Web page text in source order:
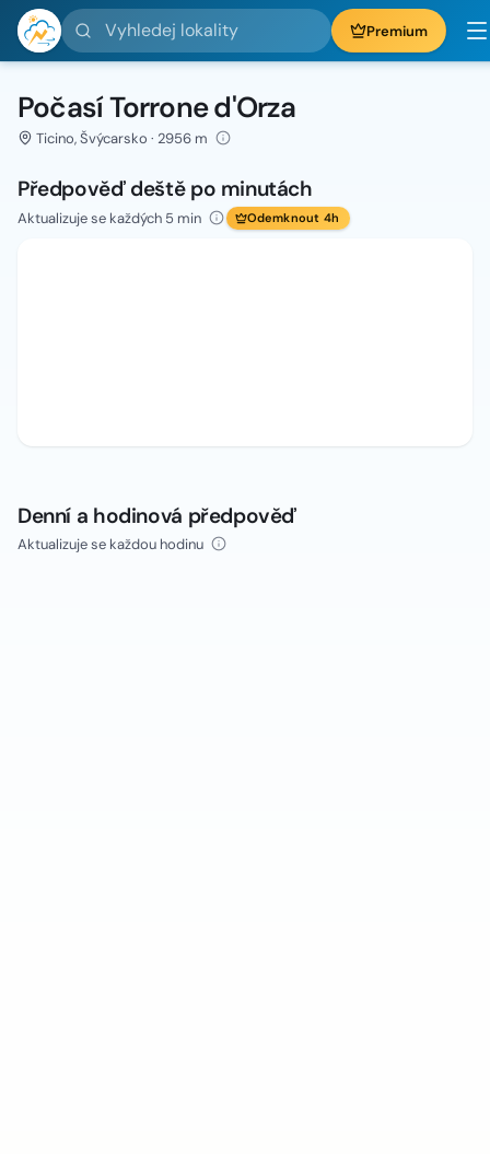
Vyhledej lokality Premium
Počasí Torrone d'Orza
Ticino, Švýcarsko · 2956 m
Předpověď deště po minutách
Aktualizuje se každých 5 min Odemknout 4h
Denní a hodinová předpověď
Aktualizuje se každou hodinu